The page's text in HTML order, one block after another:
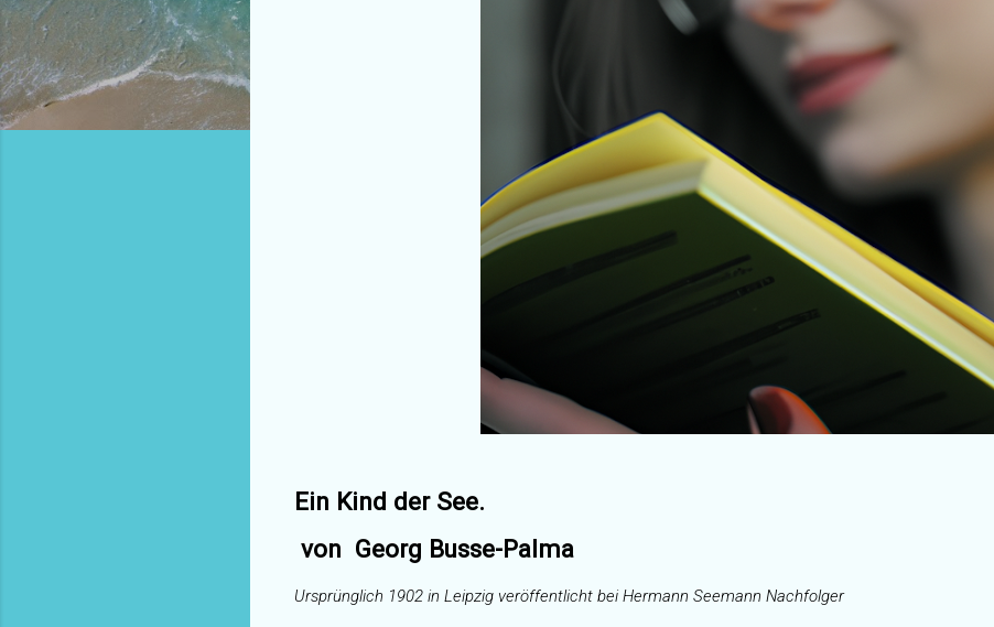
Ein Kind der See.
von Georg Busse-Palma
Ursprünglich 1902 in Leipzig veröffentlicht bei Hermann Seemann Nachfolger